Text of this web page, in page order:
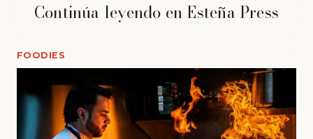
Continúa leyendo en Esteña Press
FOODIES